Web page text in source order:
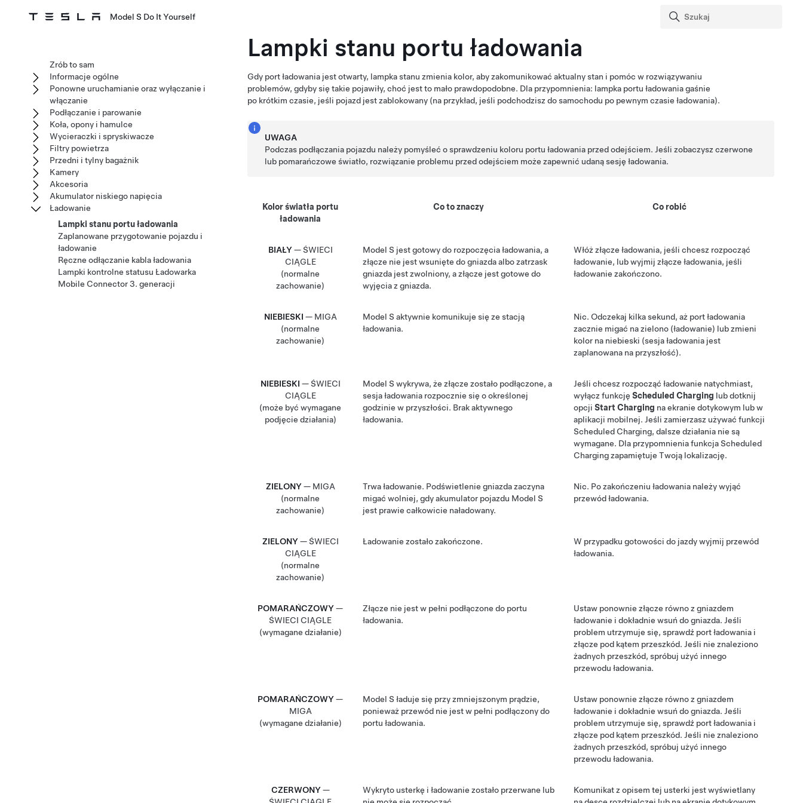
Model S Do It Yourself
Lampki stanu portu ładowania
Gdy port ładowania jest otwarty, lampka stanu zmienia kolor, aby zakomunikować aktualny stan i pomóc w rozwiązywaniu
problemów, gdyby się takie pojawiły, choć jest to mało prawdopodobne. Dla przypomnienia: lampka portu ładowania gaśnie
po krótkim czasie, jeśli pojazd jest zablokowany (na przykład, jeśli podchodzisz do samochodu po pewnym czasie ładowania).
UWAGA
Podczas podłączania pojazdu należy pomyśleć o sprawdzeniu koloru portu ładowania przed odejściem. Jeśli zobaczysz czerwone
lub pomarańczowe światło, rozwiązanie problemu przed odejściem może zapewnić udaną sesję ładowania.
Kolor światła portu
ładowania
Co to znaczy Co robić
BIAŁY— ŚWIECI
CIĄGLE
(normalne
zachowanie)
Model S jest gotowy do rozpoczęcia ładowania, a
złącze nie jest wsunięte do gniazda albo zatrzask
gniazda jest zwolniony, a złącze jest gotowe do
wyjęcia z gniazda.
Włóż złącze ładowania, jeśli chcesz rozpocząć
ładowanie, lub wyjmij złącze ładowania, jeśli
ładowanie zakończono.
NIEBIESKI — MIGA
(normalne
zachowanie)
Model S aktywnie komunikuje się ze stacją
ładowania.
Nic. Odczekaj kilka sekund, aż port ładowania
zacznie migać na zielono (ładowanie) lub zmieni
kolor na niebieski (sesja ładowania jest
zaplanowana na przyszłość).
NIEBIESKI — ŚWIECI
CIĄGLE
(może być wymagane
podjęcie działania)
Model S wykrywa, że złącze zostało podłączone, a
sesja ładowania rozpocznie się o określonej
godzinie w przyszłości. Brak aktywnego
ładowania.
Jeśli chcesz rozpocząć ładowanie natychmiast,
wyłącz funkcję Scheduled Charging lub dotknij
opcji Start Charging na ekranie dotykowym lub w
aplikacji mobilnej. Jeśli zamierzasz używać funkcji
Scheduled Charging, dalsze działania nie są
wymagane. Dla przypomnienia funkcja Scheduled
Charging zapamiętuje Twoją lokalizację.
ZIELONY— MIGA
(normalne
zachowanie)
Trwa ładowanie. Podświetlenie gniazda zaczyna
migać wolniej, gdy akumulator pojazdu Model S
jest prawie całkowicie naładowany.
Nic. Po zakończeniu ładowania należy wyjąć
przewód ładowania.
ZIELONY— ŚWIECI
CIĄGLE
(normalne
zachowanie)
Ładowanie zostało zakończone.
W przypadku gotowości do jazdy wyjmij przewód
ładowania.
POMARAŃCZOWY—
ŚWIECI CIĄGLE
(wymagane działanie)
Złącze nie jest w pełni podłączone do portu
ładowania.
Ustaw ponownie złącze równo z gniazdem
ładowanie i dokładnie wsuń do gniazda. Jeśli
problem utrzymuje się, sprawdź port ładowania i
złącze pod kątem przeszkód. Jeśli nie znaleziono
żadnych przeszkód, spróbuj użyć innego
przewodu ładowania.
POMARAŃCZOWY—
MIGA
(wymagane działanie)
Model S ładuje się przy zmniejszonym prądzie,
ponieważ przewód nie jest w pełni podłączony do
portu ładowania.
Ustaw ponownie złącze równo z gniazdem
ładowanie i dokładnie wsuń do gniazda. Jeśli
problem utrzymuje się, sprawdź port ładowania i
złącze pod kątem przeszkód. Jeśli nie znaleziono
żadnych przeszkód, spróbuj użyć innego
przewodu ładowania.
CZERWONY—
Wykryto usterkę i ładowanie zostało przerwane lub
Komunikat z opisem tej usterki jest wyświetlany
Zrób to sam
Informacje ogólne
Ponowne uruchamianie oraz wyłączanie i
włączanie
Podłączanie i parowanie
Koła, opony i hamulce
Wycieraczki i spryskiwacze
Filtry powietrza
Przedni i tylny bagażnik
Kamery
Akcesoria
Akumulator niskiego napięcia
Ładowanie
Lampki stanu portu ładowania
Zaplanowane przygotowanie pojazdu i
ładowanie
Ręczne odłączanie kabla ładowania
Lampki kontrolne statusu Ładowarka
Mobile Connector 3. generacji